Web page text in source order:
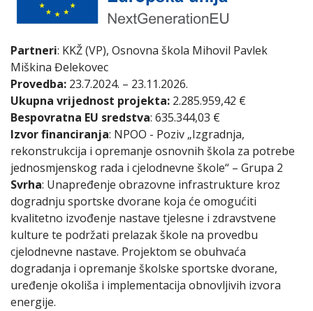
Partneri: KKŽ (VP), Osnovna škola Mihovil Pavlek
Miškina Đelekovec
Provedba: 23.7.2024. – 23.11.2026.
Ukupna vrijednost projekta: 2.285.959,42 €
Bespovratna EU sredstva: 635.344,03 €
Izvor financiranja: NPOO - Poziv „Izgradnja,
rekonstrukcija i opremanje osnovnih škola za potrebe
jednosmjenskog rada i cjelodnevne škole“ – Grupa 2
Svrha: Unapređenje obrazovne infrastrukture kroz
dogradnju sportske dvorane koja će omogućiti
kvalitetno izvođenje nastave tjelesne i zdravstvene
kulture te podržati prelazak škole na provedbu
cjelodnevne nastave. Projektom se obuhvaća
dogradanja i opremanje školske sportske dvorane,
uređenje okoliša i implementacija obnovljivih izvora
energije.